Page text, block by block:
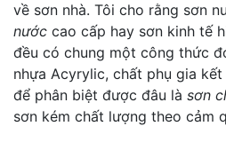
về sơn nhà. Tôi cho rằng sơn
nước cao cấp hay sơn kinh tế
đều có chung một công thức
nhựa Acyrylic, chất phụ gia
để phân biệt được đâu là sơn
sơn kém chất lượng theo cảm